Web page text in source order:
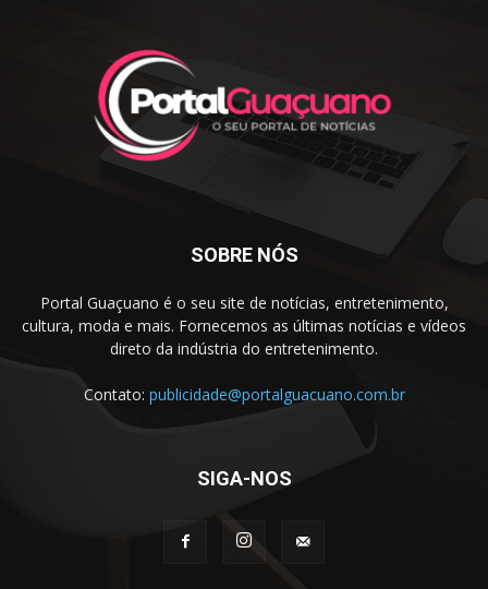
SOBRE NÓS
Portal Guaçuano é o seu site de notícias, entretenimento,
cultura, moda e mais. Fornecemos as últimas notícias e vídeos
direto da indústria do entretenimento.
Contato: publicidade@portalguacuano.com.br
SIGA-NOS